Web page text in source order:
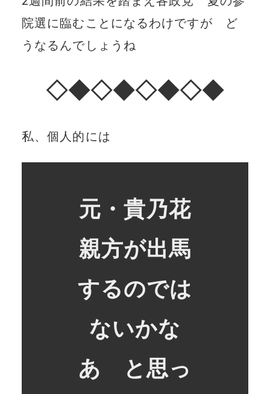
院選に臨むことになるわけですが ど
うなるんでしょうね
◇◆◇◆◇◆◇◆
私、個人的には
元・貴乃花
親方が出馬
するのでは
ないかな
あ と思っ